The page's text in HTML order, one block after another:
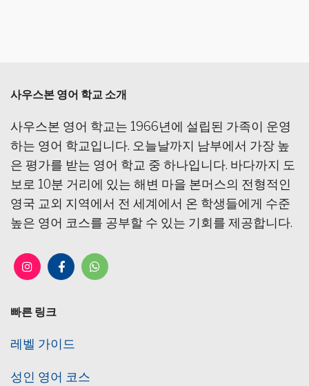
사우스본 영어 학교 소개
사우스본 영어 학교는 1966년에 설립된 가족이 운영
하는 영어 학교입니다. 오늘날까지 남부에서 가장 높
은 평가를 받는 영어 학교 중 하나입니다. 바다까지 도
보로 10분 거리에 있는 해변 마을 본머스의 전형적인
영국 교외 지역에서 전 세계에서 온 학생들에게 수준
높은 영어 코스를 공부할 수 있는 기회를 제공합니다.
빠른 링크
레벨 가이드
성인 영어 코스